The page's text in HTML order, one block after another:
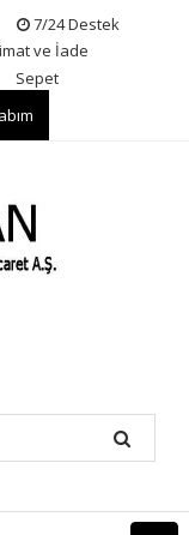
7/24 Destek
ve İade
Sepet